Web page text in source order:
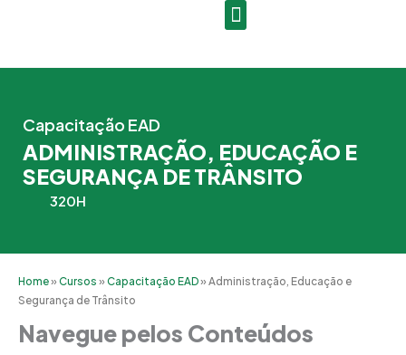
Capacitação EAD
ADMINISTRAÇÃO, EDUCAÇÃO E
SEGURANÇA DE TRÂNSITO
320H
Home»Cursos »Capacitação EAD»Administração, Educação e
Segurança de Trânsito
Navegue pelos Conteúdos